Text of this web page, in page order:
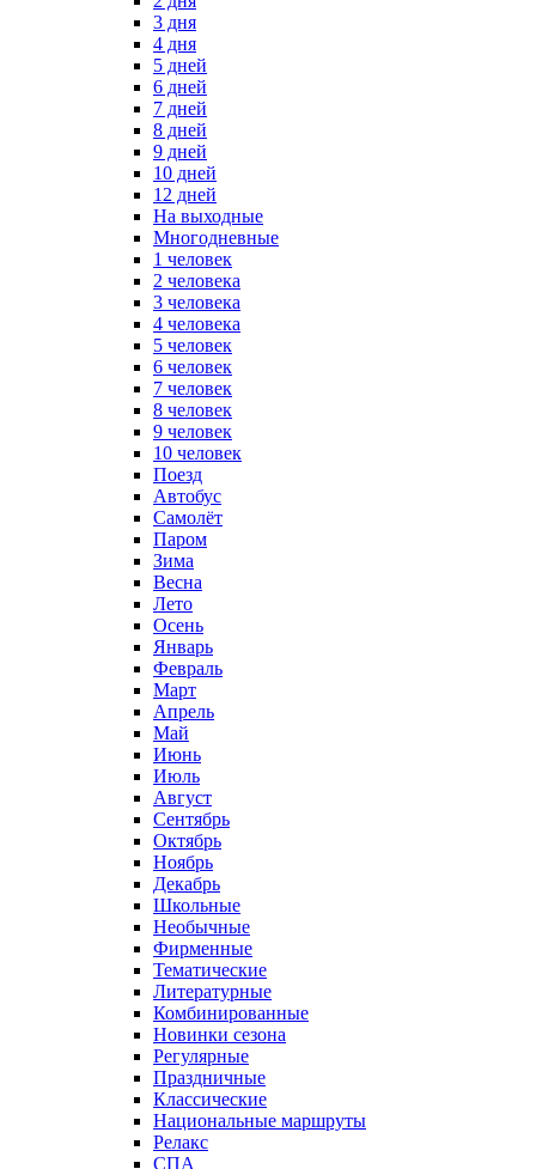
3 дня
4 дня
5 дней
6 дней
7 дней
8 дней
9 дней
10 дней
12 дней
На выходные
Многодневные
1 человек
2 человека
3 человека
4 человека
5 человек
6 человек
7 человек
8 человек
9 человек
10 человек
Поезд
Автобус
Самолёт
Паром
Зима
Весна
Лето
Осень
Январь
Февраль
Март
Апрель
Май
Июнь
Июль
Август
Сентябрь
Октябрь
Ноябрь
Декабрь
Школьные
Необычные
Фирменные
Тематические
Литературные
Комбинированные
Новинки сезона
Регулярные
Праздничные
Классические
Национальные маршруты
Релакс
СПА